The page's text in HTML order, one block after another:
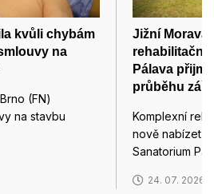
kvůli chybám
na
(FN)
na stavbu
Jižní Morava
rehabilitační
Pálava
průběhu září
Komplexní
nově nabízet
Sanatorium
24. 07. 2026